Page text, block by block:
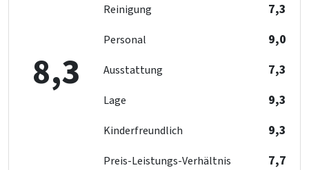
Behindertendusche: 1
Türbreite angepasst
Ohne Schwelle
Angepasste Sanitäranlagen
Kombi Mikrowelle
Schlafzimmer 08
Etagenbett
8,3
Reinigung 7,3
Personal 9,0
Ausstattung 7,3
Lage 9,3
Kinderfreundlich 9,3
Preis-Leistungs-Verhältnis 7,7